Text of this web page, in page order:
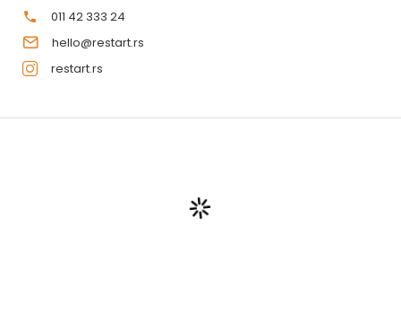
011 42 333 24
hello@restart.rs
restart.rs